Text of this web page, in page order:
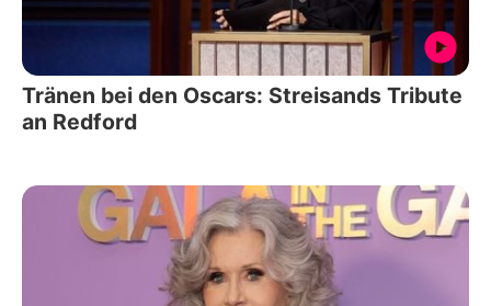
Tränen bei den Oscars: Streisands Tribute
an Redford